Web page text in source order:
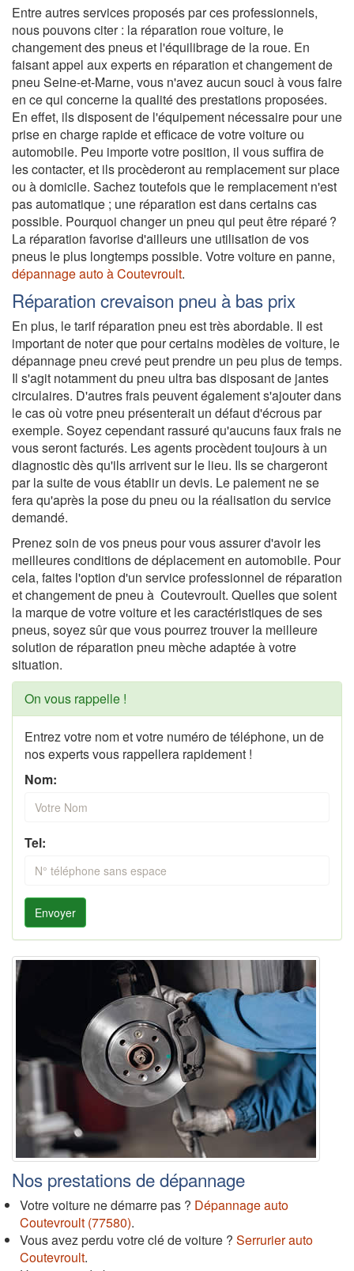
Entre autres services proposés par ces professionnels,
nous pouvons citer : la réparation roue voiture, le
changement des pneus et l'équilibrage de la roue. En
faisant appel aux experts en réparation et changement de
pneu Seine-et-Marne, vous n'avez aucun souci à vous faire
en ce qui concerne la qualité des prestations proposées.
En effet, ils disposent de l'équipement nécessaire pour une
prise en charge rapide et efficace de votre voiture ou
automobile. Peu importe votre position, il vous suffira de
les contacter, et ils procèderont au remplacement sur place
ou à domicile. Sachez toutefois que le remplacement n'est
pas automatique ; une réparation est dans certains cas
possible. Pourquoi changer un pneu qui peut être réparé ?
La réparation favorise d'ailleurs une utilisation de vos
pneus le plus longtemps possible. Votre voiture en panne,
dépannage auto à Coutevroult.
Réparation crevaison pneu à bas prix
En plus, le tarif réparation pneu est très abordable. Il est
important de noter que pour certains modèles de voiture, le
dépannage pneu crevé peut prendre un peu plus de temps.
Il s'agit notamment du pneu ultra bas disposant de jantes
circulaires. D'autres frais peuvent également s'ajouter dans
le cas où votre pneu présenterait un défaut d'écrous par
exemple. Soyez cependant rassuré qu'aucuns faux frais ne
vous seront facturés. Les agents procèdent toujours à un
diagnostic dès qu'ils arrivent sur le lieu. Ils se chargeront
par la suite de vous établir un devis. Le paiement ne se
fera qu'après la pose du pneu ou la réalisation du service
demandé.
Prenez soin de vos pneus pour vous assurer d'avoir les
meilleures conditions de déplacement en automobile. Pour
cela, faites l'option d'un service professionnel de réparation
et changement de pneu à Coutevroult. Quelles que soient
la marque de votre voiture et les caractéristiques de ses
pneus, soyez sûr que vous pourrez trouver la meilleure
solution de réparation pneu mèche adaptée à votre
situation.
On vous rappelle !
Entrez votre nom et votre numéro de téléphone, un de
nos experts vous rappellera rapidement !
Nom:
Tel:
Envoyer
Nos prestations de dépannage
Votre voiture ne démarre pas ? Dépannage auto
Coutevroult (77580).
Vous avez perdu votre clé de voiture ? Serrurier auto
Coutevroult.